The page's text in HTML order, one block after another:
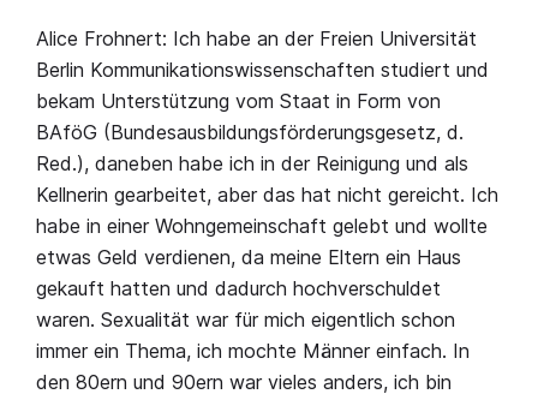
Alice Frohnert: Ich habe an der Freien Universität
Berlin Kommunikationswissenschaften studiert und
bekam Unterstützung vom Staat in Form von
BAföG (Bundesausbildungsförderungsgesetz, d.
Red.), daneben habe ich in der Reinigung und als
Kellnerin gearbeitet, aber das hat nicht gereicht. Ich
habe in einer Wohngemeinschaft gelebt und wollte
etwas Geld verdienen, da meine Eltern ein Haus
gekauft hatten und dadurch hochverschuldet
waren. Sexualität war für mich eigentlich schon
immer ein Thema, ich mochte Männer einfach. In
den 80ern und 90ern war vieles anders, ich bin